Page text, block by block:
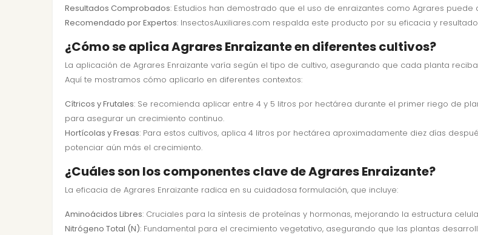
Resultados Comprobados: Estudios han demostrado que el uso de enraizantes como Agrares
Recomendado por Expertos: InsectosAuxiliares.com respalda este producto por su eficacia y
¿Cómo se aplica Agrares Enraizante en diferentes cultivos?
La aplicación de Agrares Enraizante varía según el tipo de cultivo, asegurando que cada planta
Aquí te mostramos cómo aplicarlo en diferentes contextos:
Cítricos y Frutales: Se recomienda aplicar entre 4 y 5 litros por hectárea durante el primer riego de
para asegurar un crecimiento continuo.
Hortícolas y Fresas: Para estos cultivos, aplica 4 litros por hectárea aproximadamente diez días
potenciar aún más el crecimiento.
¿Cuáles son los componentes clave de Agrares Enraizante?
La eficacia de Agrares Enraizante radica en su cuidadosa formulación, que incluye:
Aminoácidos Libres: Cruciales para la síntesis de proteínas y hormonas, mejorando la estructura
Nitrógeno Total (N): Fundamental para el crecimiento vegetativo, asegurando que las plantas